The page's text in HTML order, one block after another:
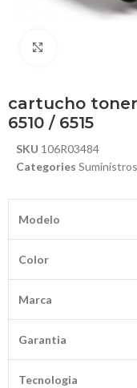
cartucho
6510 / 6515
SKU 106R03484
Categories Suministros
Modelo
Color
Marca
Garantia
Tecnologia